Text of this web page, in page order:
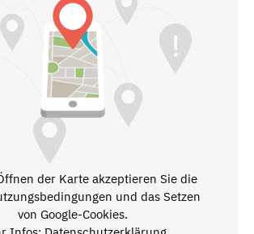
der Karte akzeptieren Sie die
und das Setzen
von Google-Cookies.